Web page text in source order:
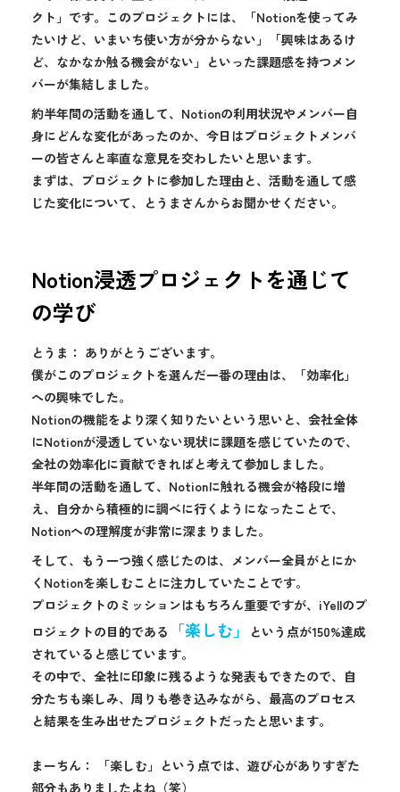
クト」です。このプロジェクトには、「Notionを使ってみ
たいけど、いまいち使い方が分からない」「興味はあるけ
ど、なかなか触る機会がない」といった課題感を持つメン
バーが集結しました。
約半年間の活動を通して、Notionの利用状況やメンバー自
身にどんな変化があったのか、今日はプロジェクトメンバ
ーの皆さんと率直な意見を交わしたいと思います。
まずは、プロジェクトに参加した理由と、活動を通して感
じた変化について、とうまさんからお聞かせください。
Notion浸透プロジェクトを通じて
の学び
とうま： ありがとうございます。
僕がこのプロジェクトを選んだ一番の理由は、「効率化」
への興味でした。
Notionの機能をより深く知りたいという思いと、会社全体
にNotionが浸透していない現状に課題を感じていたので、
全社の効率化に貢献できればと考えて参加しました。
半年間の活動を通して、Notionに触れる機会が格段に増
え、自分から積極的に調べに行くようになったことで、
Notionへの理解度が非常に深まりました。
そして、もう一つ強く感じたのは、メンバー全員がとにか
くNotionを楽しむことに注力していたことです。
プロジェクトのミッションはもちろん重要ですが、iYellのプ
ロジェクトの目的である
「楽しむ」
という点が150%達成
されていると感じています。
その中で、全社に印象に残るような発表もできたので、自
分たちも楽しみ、周りも巻き込みながら、最高のプロセス
と結果を生み出せたプロジェクトだったと思います。
まーちん： 「楽しむ」という点では、遊び心がありすぎた
部分もありましたよね（笑）